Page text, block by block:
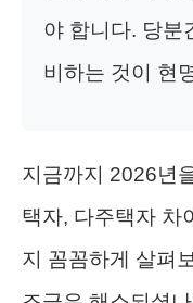
야 합니다. 당분
비하는 것이 현
지금까지 2026년
택자, 다주택자 차
지 꼼꼼하게 살펴